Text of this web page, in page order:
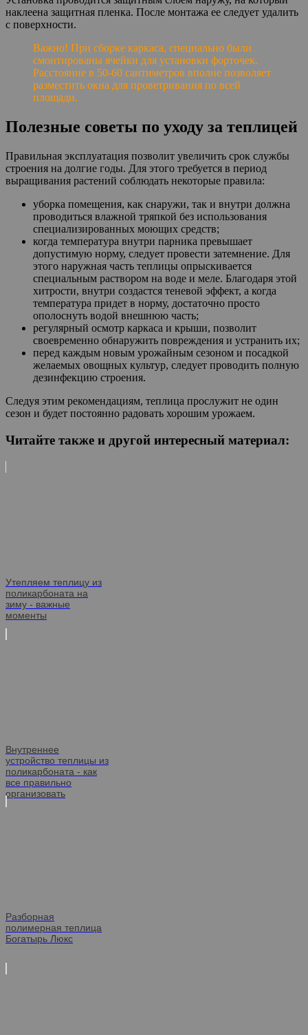
наклеена защитная пленка. После монтажа ее следует удалить
с поверхности.
Важно! При сборке каркаса, специально были
смонтированы ячейки для установки форточек.
Расстояние в 50-60 сантиметров вполне позволяет
разместить окна для проветривания по всей
площади.
Полезные советы по уходу за теплицей
Правильная эксплуатация позволит увеличить срок службы
строения на долгие годы. Для этого требуется в период
выращивания растений соблюдать некоторые правила:
уборка помещения, как снаружи, так и внутри должна
проводиться влажной тряпкой без использования
специализированных моющих средств;
когда температура внутри парника превышает
допустимую норму, следует провести затемнение. Для
этого наружная часть теплицы опрыскивается
специальным раствором на воде и меле. Благодаря этой
хитрости, внутри создастся теневой эффект, а когда
температура придет в норму, достаточно просто
ополоснуть водой внешнюю часть;
регулярный осмотр каркаса и крыши, позволит
своевременно обнаружить повреждения и устранить их;
перед каждым новым урожайным сезоном и посадкой
желаемых овощных культур, следует проводить полную
дезинфекцию строения.
Следуя этим рекомендациям, теплица прослужит не один
сезон и будет постоянно радовать хорошим урожаем.
Читайте также и другой интересный материал:
Утепляем теплицу из
поликарбоната на
зиму - важные
моменты
Внутреннее
устройство теплицы из
поликарбоната - как
все правильно
организовать
Разборная
полимерная теплица
Богатырь Люкс